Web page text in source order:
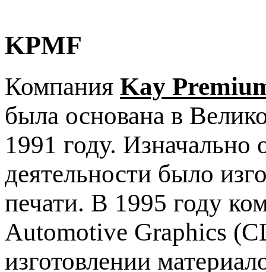
KPMF
Компания Kay
была основана в
1991 году.
деятельности было
печати. В 1995 году
Automotive Graphics
изготовлении